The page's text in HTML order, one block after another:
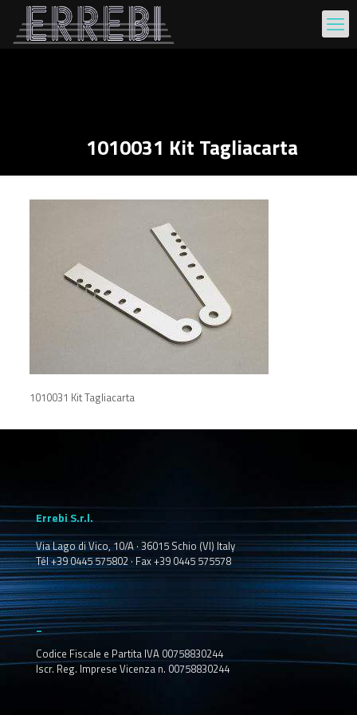
1010031 Kit Tagliacarta
1010031 Kit Tagliacarta
Errebi S.r.l.
Via Lago di Vico, 10/A · 36015 Schio (VI) Italy
Tél +39 0445 575802 · Fax +39 0445 575578
_
Codice Fiscale e Partita IVA 00758830244
Iscr. Reg. Imprese Vicenza n. 00758830244